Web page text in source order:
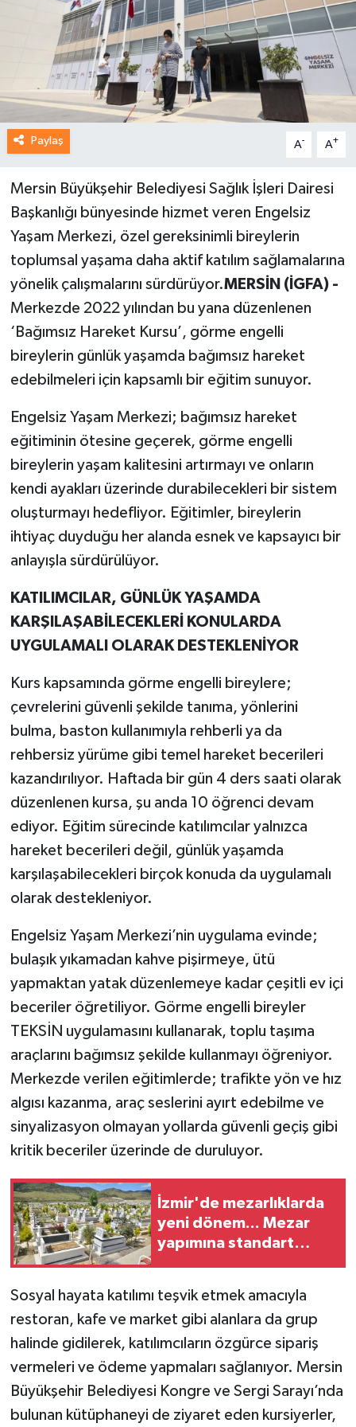
Paylaş A- A+
Mersin Büyükşehir Belediyesi Sağlık İşleri Dairesi
Başkanlığı bünyesinde hizmet veren Engelsiz
Yaşam Merkezi, özel gereksinimli bireylerin
toplumsal yaşama daha aktif katılım sağlamalarına
yönelik çalışmalarını sürdürüyor.MERSİN (İGFA) -
Merkezde 2022 yılından bu yana düzenlenen
‘Bağımsız Hareket Kursu’, görme engelli
bireylerin günlük yaşamda bağımsız hareket
edebilmeleri için kapsamlı bir eğitim sunuyor.
Engelsiz Yaşam Merkezi; bağımsız hareket
eğitiminin ötesine geçerek, görme engelli
bireylerin yaşam kalitesini artırmayı ve onların
kendi ayakları üzerinde durabilecekleri bir sistem
oluşturmayı hedefliyor. Eğitimler, bireylerin
ihtiyaç duyduğu her alanda esnek ve kapsayıcı bir
anlayışla sürdürülüyor.
KATILIMCILAR, GÜNLÜK YAŞAMDA
KARŞILAŞABİLECEKLERİ KONULARDA
UYGULAMALI OLARAK DESTEKLENİYOR
Kurs kapsamında görme engelli bireylere;
çevrelerini güvenli şekilde tanıma, yönlerini
bulma, baston kullanımıyla rehberli ya da
rehbersiz yürüme gibi temel hareket becerileri
kazandırılıyor. Haftada bir gün 4 ders saati olarak
düzenlenen kursa, şu anda 10 öğrenci devam
ediyor. Eğitim sürecinde katılımcılar yalnızca
hareket becerileri değil, günlük yaşamda
karşılaşabilecekleri birçok konuda da uygulamalı
olarak destekleniyor.
Engelsiz Yaşam Merkezi’nin uygulama evinde;
bulaşık yıkamadan kahve pişirmeye, ütü
yapmaktan yatak düzenlemeye kadar çeşitli ev içi
beceriler öğretiliyor. Görme engelli bireyler
TEKSİN uygulamasını kullanarak, toplu taşıma
araçlarını bağımsız şekilde kullanmayı öğreniyor.
Merkezde verilen eğitimlerde; trafikte yön ve hız
algısı kazanma, araç seslerini ayırt edebilme ve
sinyalizasyon olmayan yollarda güvenli geçiş gibi
kritik beceriler üzerinde de duruluyor.
İzmir'de mezarlıklarda
yeni dönem... Mezar
yapımına standart
Sosyal hayata katılımı teşvik etmek amacıyla
restoran, kafe ve market gibi alanlara da grup
halinde gidilerek, katılımcıların özgürce sipariş
vermeleri ve ödeme yapmaları sağlanıyor. Mersin
Büyükşehir Belediyesi Kongre ve Sergi Sarayı’nda
bulunan kütüphaneyi de ziyaret eden kursiyerler,